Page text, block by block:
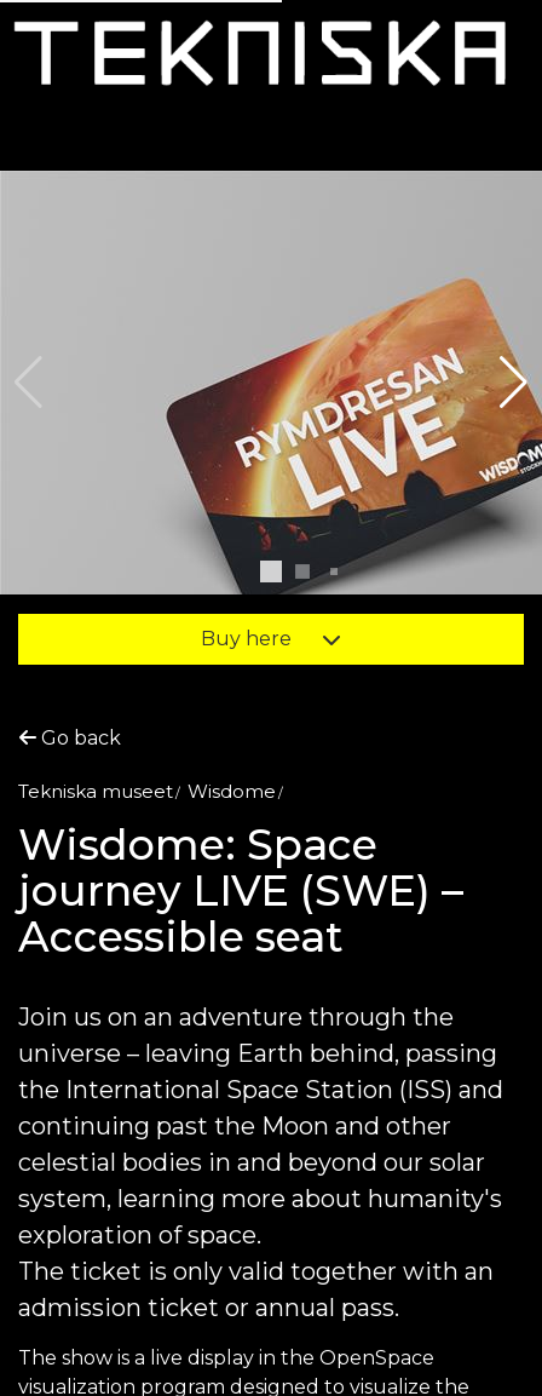
Buy here
Go back
Tekniska museet Wisdome
Wisdome: Space
journey LIVE (SWE) –
Accessible seat
Join us on an adventure through the
universe – leaving Earth behind, passing
the International Space Station (ISS) and
continuing past the Moon and other
celestial bodies in and beyond our solar
system, learning more about humanity's
exploration of space.
The ticket is only valid together with an
admission ticket or annual pass.
The show is a live display in the OpenSpace
visualization program designed to visualize the